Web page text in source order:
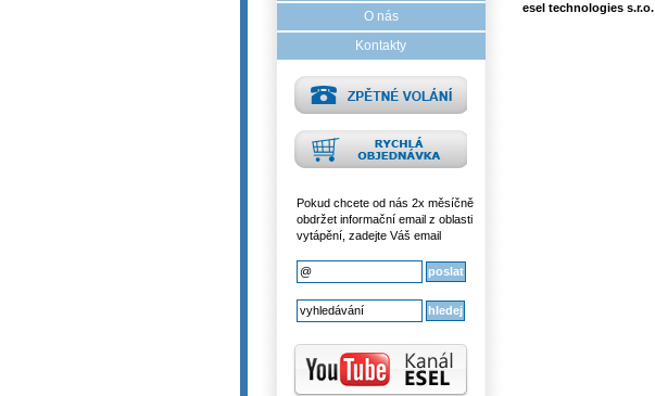
O nás
Kontakty
Pokud chcete od nás 2x měsíčně
obdržet informační email z oblasti
vytápění, zadejte Váš email
esel technologies s.r.o.